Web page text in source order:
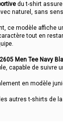
du t-shirt
naturel, sans
ce modèle affiche
tout en
Men Tee Navy
capable de suivre
en modèle
autres t-shirts de